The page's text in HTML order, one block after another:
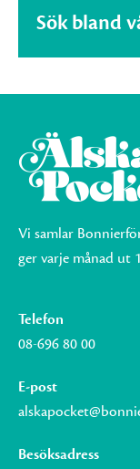
Sök bland
Vi samlar
ger varje månad ut
Telefon
08-696 80 00
E-post
Besöksadress